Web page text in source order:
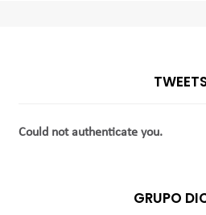
Could not authenticate you.
GRUPO